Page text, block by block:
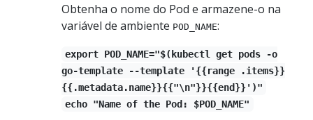
Obtenha o nome do Pod e armazene-o na
variável de ambiente POD_NAME:
export POD_NAME="$(kubectl get pods -o
go-template --template '{{range .items}}
{{.metadata.name}}{{"\n"}}{{end}}')"
echo "Name of the Pod: $POD_NAME"